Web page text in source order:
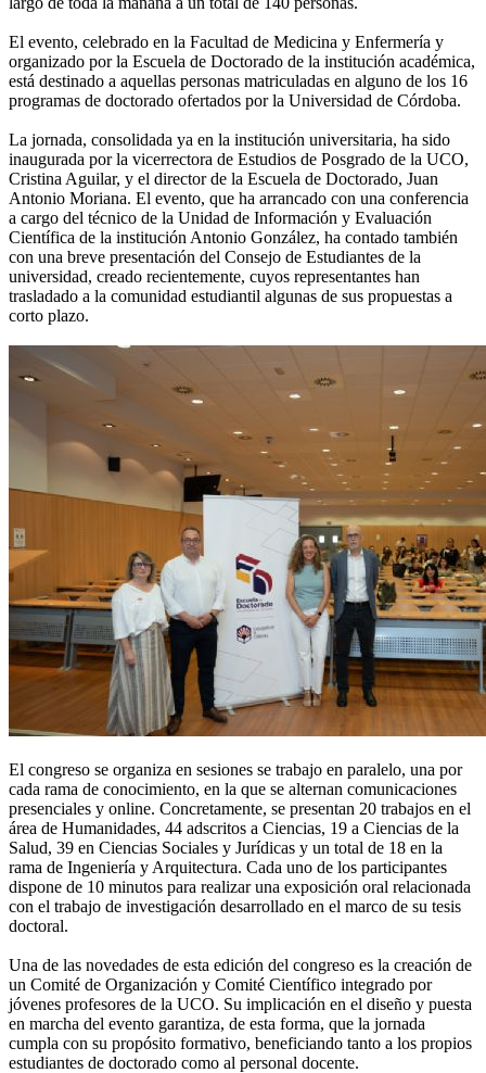
El evento, celebrado en la Facultad de Medicina y Enfermería y
organizado por la Escuela de Doctorado de la institución académica,
está destinado a aquellas personas matriculadas en alguno de los 16
programas de doctorado ofertados por la Universidad de Córdoba.
La jornada, consolidada ya en la institución universitaria, ha sido
inaugurada por la vicerrectora de Estudios de Posgrado de la UCO,
Cristina Aguilar, y el director de la Escuela de Doctorado, Juan
Antonio Moriana. El evento, que ha arrancado con una conferencia
a cargo del técnico de la Unidad de Información y Evaluación
Científica de la institución Antonio González, ha contado también
con una breve presentación del Consejo de Estudiantes de la
universidad, creado recientemente, cuyos representantes han
trasladado a la comunidad estudiantil algunas de sus propuestas a
corto plazo.
El congreso se organiza en sesiones se trabajo en paralelo, una por
cada rama de conocimiento, en la que se alternan comunicaciones
presenciales y online. Concretamente, se presentan 20 trabajos en el
área de Humanidades, 44 adscritos a Ciencias, 19 a Ciencias de la
Salud, 39 en Ciencias Sociales y Jurídicas y un total de 18 en la
rama de Ingeniería y Arquitectura. Cada uno de los participantes
dispone de 10 minutos para realizar una exposición oral relacionada
con el trabajo de investigación desarrollado en el marco de su tesis
doctoral.
Una de las novedades de esta edición del congreso es la creación de
un Comité de Organización y Comité Científico integrado por
jóvenes profesores de la UCO. Su implicación en el diseño y puesta
en marcha del evento garantiza, de esta forma, que la jornada
cumpla con su propósito formativo, beneficiando tanto a los propios
estudiantes de doctorado como al personal docente.